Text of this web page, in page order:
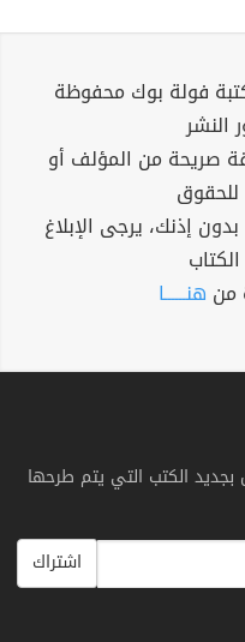
فولة بوك محفوظة
النشر
صريحة من المؤلف أو
للحقوق
إذنك، يرجى الإبلاغ
من هنــــــا
بجديد الكتب التي يتم طرحها
اشتراك